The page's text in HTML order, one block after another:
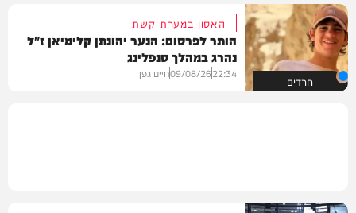
חרדים
האסון במערת קשת
הותר לפרסום: הנער יהונתן קלימיאן ז"ל
נהרג במהלך סנפלינג
22:34
09/08/26חיים גפן